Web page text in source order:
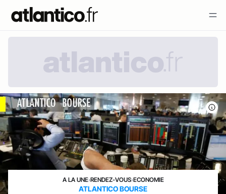
A LA UNE›RENDEZ-VOUS›ECONOMIE
ATLANTICO BOURSE